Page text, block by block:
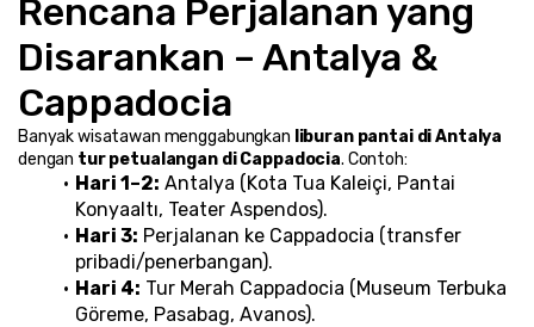
Rencana Perjalanan yang
Disarankan – Antalya &
Cappadocia
Banyak wisatawan menggabungkan liburan pantai di Antalya
dengan tur petualangan di Cappadocia. Contoh:
Hari 1–2: Antalya (Kota Tua Kaleiçi, Pantai
Konyaaltı, Teater Aspendos).
Hari 3: Perjalanan ke Cappadocia (transfer
pribadi/penerbangan).
Hari 4: Tur Merah Cappadocia (Museum Terbuka
Göreme, Pasabag, Avanos).